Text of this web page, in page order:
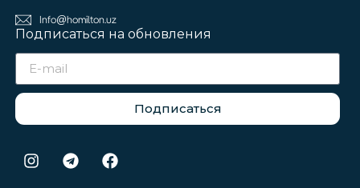
Info@homilton.uz
Подписаться на обновления
Подписаться